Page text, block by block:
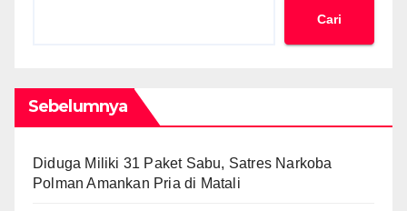
Cari
Sebelumnya
Diduga Miliki 31 Paket Sabu, Satres Narkoba
Polman Amankan Pria di Matali